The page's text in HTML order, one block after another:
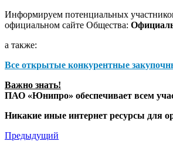
Информируем потенциальных
официальном сайте Общества:
а также:
Все открытые конкурентные
Важно знать!
ПАО «Юнипро» обеспечивает всем
Никакие иные интернет ресурсы для
Предыдущий